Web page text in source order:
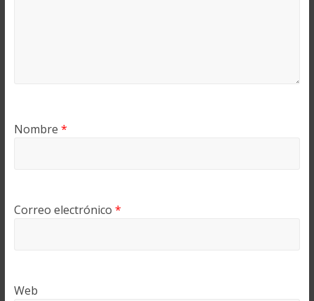
Nombre *
Correo electrónico *
Web